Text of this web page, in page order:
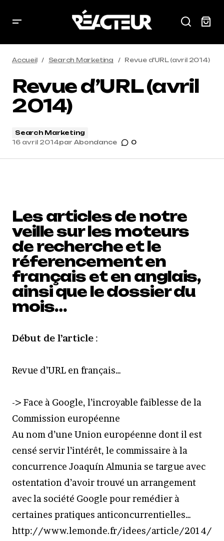
Accueil Search Marketing Revue d’URL (avril 2014)
Revue d’URL (avril
2014)
Search Marketing
16 avril 2014par Abondance 0
Les articles de notre
veille sur les moteurs
de recherche et le
réferencement en
français et en anglais,
ainsi que le dossier du
mois…
Début de l’article :
Revue d’URL en français…
-> Face à Google, l’incroyable faiblesse de la
Commission européenne
Au nom d’une Union européenne dont il est
censé servir l’intérêt, le commissaire à la
concurrence Joaquín Almunia se targue avec
ostentation d’avoir trouvé un arrangement
avec la société Google pour remédier à
certaines pratiques anticoncurrentielles…
http://www.lemonde.fr/idees/article/2014/